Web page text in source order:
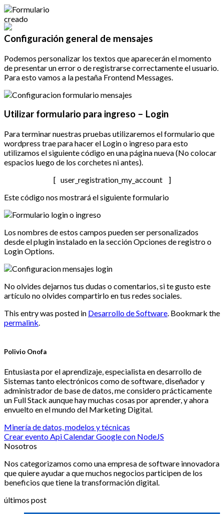
Configuración general de mensajes
Podemos personalizar los textos que aparecerán el momento
de presentar un error o de registrarse correctamente el usuario.
Para esto vamos a la pestaña Frontend Messages.
Utilizar formulario para ingreso – Login
Para terminar nuestras pruebas utilizaremos el formulario que
wordpress trae para hacer el Login o ingreso para esto
utilizamos el siguiente código en una página nueva (No colocar
espacios luego de los corchetes ni antes).
[ user_registration_my_account ]
Este código nos mostrará el siguiente formulario
Los nombres de estos campos pueden ser personalizados
desde el plugin instalado en la sección Opciones de registro o
Login Options.
No olvides dejarnos tus dudas o comentarios, si te gusto este
artículo no olvides compartirlo en tus redes sociales.
This entry was posted in Desarrollo de Software. Bookmark the
permalink.
Polivio Onofa
Entusiasta por el aprendizaje, especialista en desarrollo de
Sistemas tanto electrónicos como de software, diseñador y
administrador de base de datos, me considero prácticamente
un Full Stack aunque hay muchas cosas por aprender, y ahora
envuelto en el mundo del Marketing Digital.
Minería de datos, modelos y técnicas
Crear evento Api Calendar Google con NodeJS
Nosotros
Nos categorizamos como una empresa de software innovadora
que quiere ayudar a que muchos negocios participen de los
beneficios que tiene la transformación digital.
últimos post